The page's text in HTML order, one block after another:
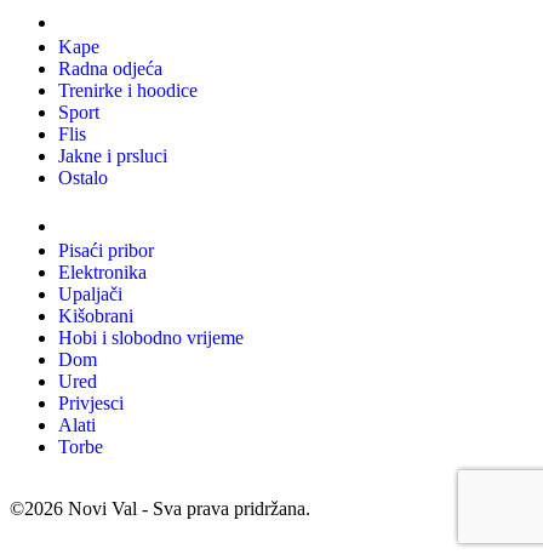
Kape
Radna odjeća
Trenirke i hoodice
Sport
Flis
Jakne i prsluci
Ostalo
Pisaći pribor
Elektronika
Upaljači
Kišobrani
Hobi i slobodno vrijeme
Dom
Ured
Privjesci
Alati
Torbe
©2026 Novi Val - Sva prava pridržana.